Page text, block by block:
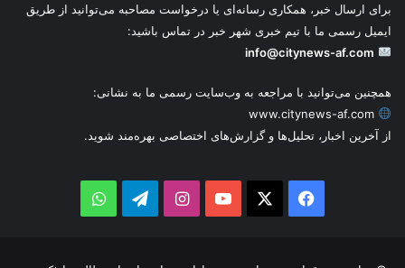
برای ارسال خبر، همکاری رسانه‌ای یا درخواست مصاحبه می‌توانید از طریق
ایمیل رسمی ما با تیم خبری شهر خبر در تماس باشید:
info@citynews-af.com
همچنین می‌توانید با مراجعه به وب‌سایت رسمی ما به نشانی:
www.citynews-af.com
از آخرین اخبار، تحلیل‌ها و گزارش‌های اختصاصی بهره‌مند شوید.
Facebook
YouTube
Instagram
Telegram
WhatsApp